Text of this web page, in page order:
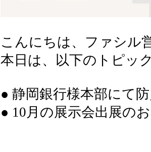
こんにちは、ファシル
本日は、以下のトピッ
● 静岡銀行様本部にて
● 10月の展示会出展の